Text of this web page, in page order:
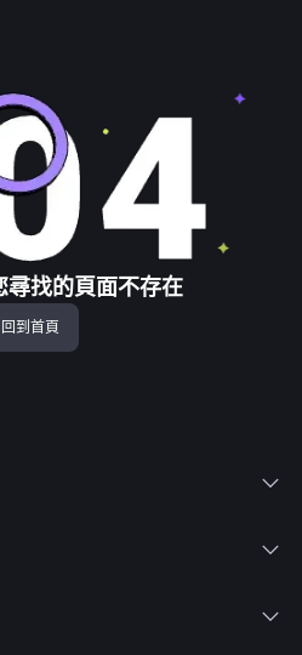
尋找的頁面不存在
回到首頁